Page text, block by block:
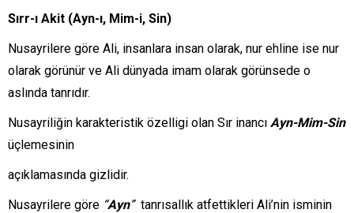
Sırr-ı Akit (Ayn-ı, Mim-i, Sin)
Nusayrilere göre Ali, insanlara insan olarak, nur ehline ise nur
olarak görünür ve Ali dünyada imam olarak görünsede o
aslında tanrıdır.
Nusayriliğin karakteristik özelligi olan Sır inancı Ayn-Mim-Sin
üçlemesinin
açıklamasında gizlidir.
Nusayrilere göre “Ayn” tanrısallık atfettikleri Ali’nin isminin